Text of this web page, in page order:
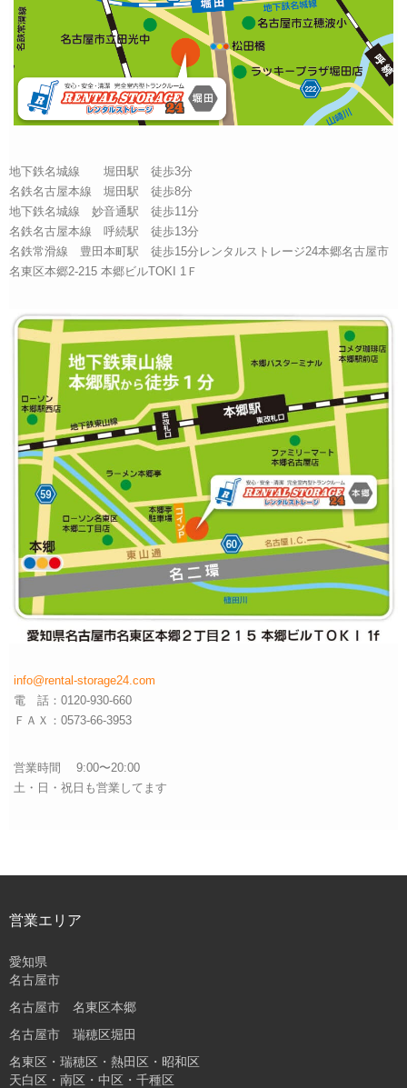
地下鉄名城線 堀田駅 徒歩3分
名鉄名古屋本線 堀田駅 徒歩8分
地下鉄名城線 妙音通駅 徒歩11分
名鉄名古屋本線 呼続駅 徒歩13分
名鉄常滑線 豊田本町駅 徒歩15分レンタルストレージ24本郷名古屋市
名東区本郷2-215 本郷ビルTOKI 1Ｆ
info@rental-storage24.com
電 話：0120-930-660
ＦＡＸ：0573-66-3953
営業時間 9:00〜20:00
土・日・祝日も営業してます
営業エリア
愛知県
名古屋市
名古屋市 名東区本郷
名古屋市 瑞穂区堀田
名東区・瑞穂区・熱田区・昭和区
天白区・南区・中区・千種区